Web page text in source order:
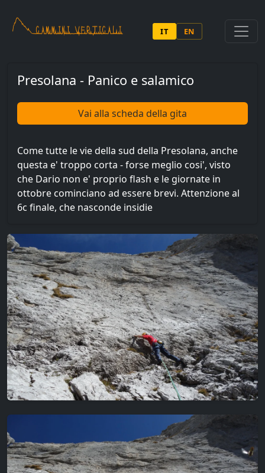
IT EN
Presolana - Panico e salamico
Vai alla scheda della gita
Come tutte le vie della sud della Presolana, anche
questa e' troppo corta - forse meglio cosi', visto
che Dario non e' proprio flash e le giornate in
ottobre cominciano ad essere brevi. Attenzione al
6c finale, che nasconde insidie